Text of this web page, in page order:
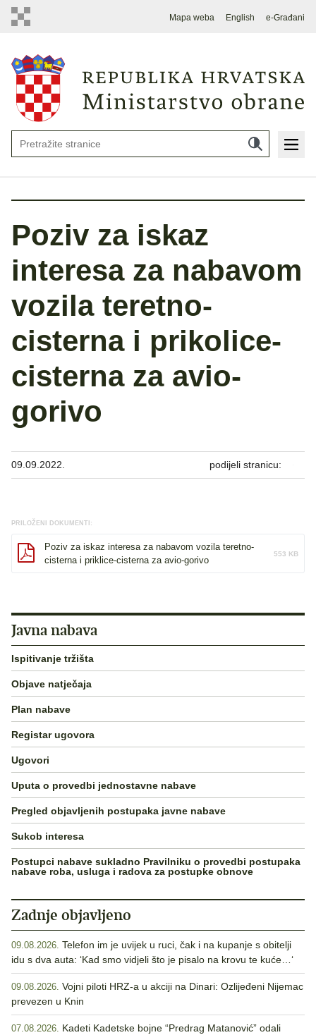
Mapa weba English e-Građani
Poziv za iskaz
interesa za nabavom
vozila teretno-
cisterna i prikolice-
cisterna za avio-
gorivo
09.09.2022. podijeli stranicu:
PRILOŽENI DOKUMENTI:
Poziv za iskaz interesa za nabavom vozila teretno-
cisterna i priklice-cisterna za avio-gorivo
553 KB
Javna nabava
Ispitivanje tržišta
Objave natječaja
Plan nabave
Registar ugovora
Ugovori
Uputa o provedbi jednostavne nabave
Pregled objavljenih postupaka javne nabave
Sukob interesa
Postupci nabave sukladno Pravilniku o provedbi postupaka
nabave roba, usluga i radova za postupke obnove
Zadnje objavljeno
09.08.2026. Telefon im je uvijek u ruci, čak i na kupanje s obitelji
idu s dva auta: ‘Kad smo vidjeli što je pisalo na krovu te kuće…‘
09.08.2026. Vojni piloti HRZ-a u akciji na Dinari: Ozlijeđeni Nijemac
prevezen u Knin
07.08.2026. Kadeti Kadetske bojne “Predrag Matanović” odali